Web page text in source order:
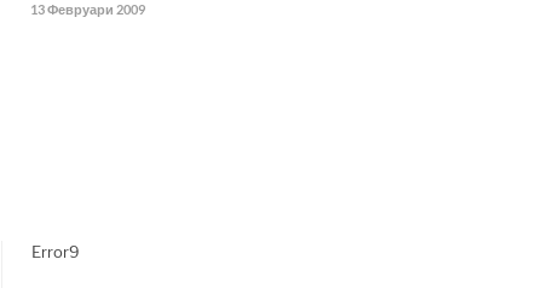
13 Февруари 2009
Error9